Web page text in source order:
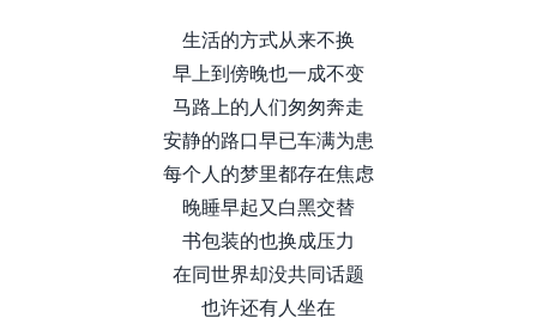
生活的方式从来不换
早上到傍晚也一成不变
马路上的人们匆匆奔走
安静的路口早已车满为患
每个人的梦里都存在焦虑
晚睡早起又白黑交替
书包装的也换成压力
在同世界却没共同话题
也许还有人坐在